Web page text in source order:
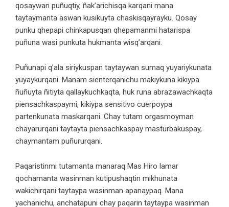
qosaywan puñuqtiy, ñak’arichisqa karqani mana
taytaymanta aswan kusikuyta chaskisqayrayku. Qosay
punku qhepapi chinkapusqan qhepamanmi hatarispa
puñuna wasi punkuta hukmanta wisq’arqani.
Puñunapi q’ala siriykuspan taytaywan sumaq yuyariykunata
yuyaykurqani. Manam sienterqanichu makiykuna kikiypa
ñuñuyta ñitiyta qallaykuchkaqta, huk runa abrazawachkaqta
piensachkaspaymi, kikiypa sensitivo cuerpoypa
partenkunata maskarqani. Chay tutam orgasmoyman
chayarurqani taytayta piensachkaspay masturbakuspay,
chaymantam puñururqani.
Paqaristinmi tutamanta manaraq Mas Hiro lamar
qochamanta wasinman kutipushaqtin mikhunata
wakichirqani taytaypa wasinman apanaypaq. Mana
yachanichu, anchatapuni chay paqarin taytaypa wasinman